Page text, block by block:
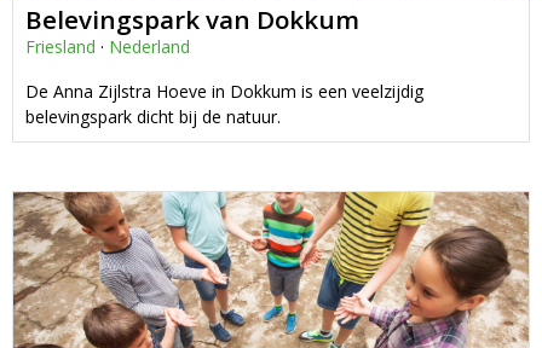
Belevingspark van Dokkum
Friesland · Nederland
De Anna Zijlstra Hoeve in Dokkum is een veelzijdig
belevingspark dicht bij de natuur.